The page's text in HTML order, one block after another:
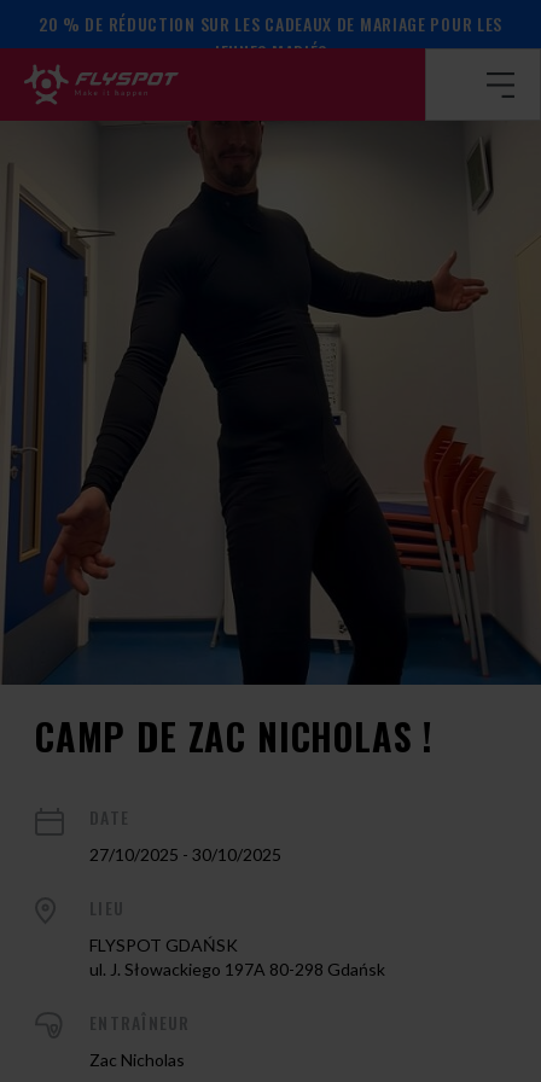
20 % DE RÉDUCTION SUR LES CADEAUX DE MARIAGE POUR LES
JEUNES MARIÉS
Page d’accueil / Calendrier des événements / Camp de Zac
CAMP DE ZAC NICHOLAS !
27/10/2025 - 30/10/2025
FLYSPOT GDAŃSK
ul. J. Słowackiego 197A 80-298 Gdańsk
Zac Nicholas